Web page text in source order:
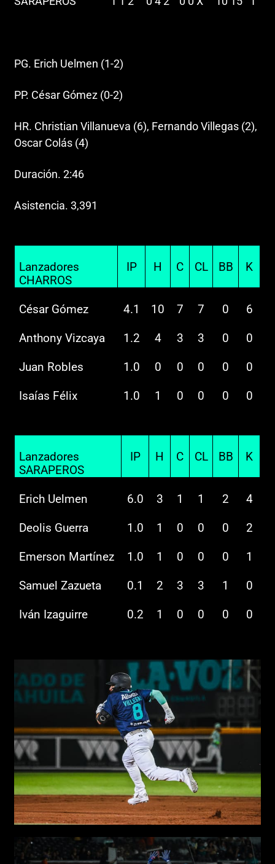
PG. Erich Uelmen (1-2)
PP. César Gómez (0-2)
HR. Christian Villanueva (6), Fernando Villegas (2),
Oscar Colás (4)
Duración. 2:46
Asistencia. 3,391
Lanzadores
CHARROS
IP H C CL BB K
César Gómez 4.1 10 7 7 0 6
Anthony Vizcaya 1.2 4 3 3 0 0
Juan Robles 1.0 0 0 0 0 0
Isaías Félix 1.0 1 0 0 0 0
Lanzadores
SARAPEROS
IP H C CL BB K
Erich Uelmen 6.0 3 1 1 2 4
Deolis Guerra 1.0 1 0 0 0 2
Emerson Martínez 1.0 1 0 0 0 1
Samuel Zazueta 0.1 2 3 3 1 0
Iván Izaguirre 0.2 1 0 0 0 0